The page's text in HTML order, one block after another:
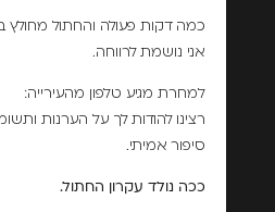
כמה דקות פעולה והחתול מחולץ
אני נושמת לרווחה.
למחרת מגיע טלפון מהעירייה:
רצינו להודות לך על הערנות
סיפור אמיתי.
ככה נולד עקרון החתול.